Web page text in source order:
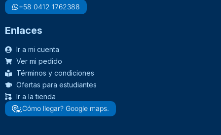
+58 0412 1762388
Enlaces
Ir a mi cuenta
Ver mi pedido
Términos y condiciones
Ofertas para estudiantes
Ir a la tienda
¿Cómo llegar? Google maps.